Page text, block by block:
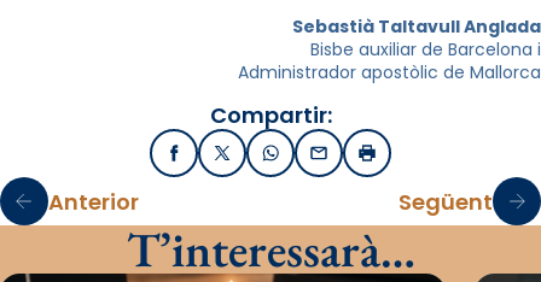
Sebastià Taltavull Anglada
Bisbe auxiliar de Barcelona i
Administrador apostòlic de Mallorca
Compartir:
FacebookX / TwitterWhatsApp
EmailImprimir
Anterior Següent
T’interessarà…